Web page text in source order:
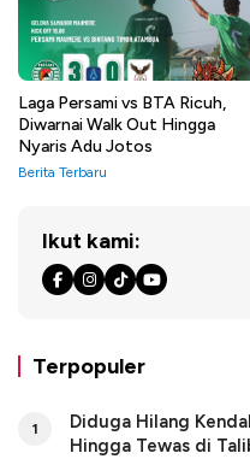
Laga Persami vs BTA Ricuh,
Diwarnai Walk Out Hingga
Nyaris Adu Jotos
Berita Terbaru
Ikut kami:
Terpopuler
1
Diduga Hilang
Hingga Tewas di